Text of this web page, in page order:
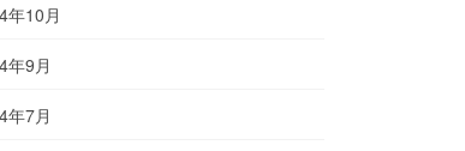
年10月
年9月
年7月